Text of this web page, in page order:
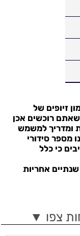
זיופים של
שאתם רוכשים אכן
ומדריך למשמש
מספר סידורי
כי כלל
וכוללים שנתיים אחריות
צפו ▼